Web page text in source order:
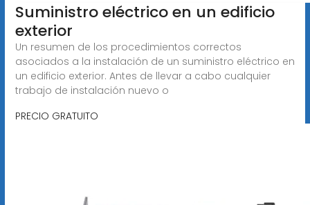
Suministro eléctrico en un edificio
exterior
Un resumen de los procedimientos correctos
asociados a la instalación de un suministro eléctrico en
un edificio exterior. Antes de llevar a cabo cualquier
trabajo de instalación nuevo o
PRECIO GRATUITO